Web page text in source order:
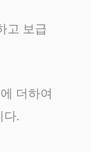
고 보급
더하여
다.